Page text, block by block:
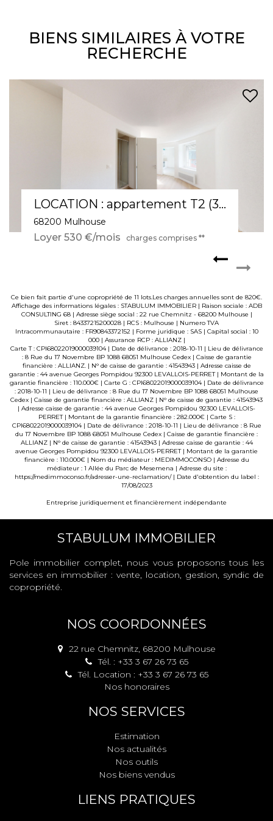
BIENS SIMILAIRES À VOTRE
RECHERCHE
LOCATION : appartement T2 (33 m²) à Mulhouse
68200 Mulhouse
Loyer 530 €/mois charges comprises **
Ce bien fait partie d'une copropriété de 11 lots.Les charges annuelles sont de 820€.
Affichage des informations légales : STABULUM IMMOBILIER | Raison sociale : ADB
CONSULTING 68 | Adresse siège social : 22 rue Chemnitz - 68200 Mulhouse |
Siret : 84337215200028 | RCS : Mulhouse | Numero TVA
Intracommunautaire : FR90843372152 | Forme juridique : SAS | Capital social : 10
000 | Assurance RCP : ALLIANZ |
Carte T : CPI68022019000039104 | Date de délivrance : 2018-10-11 | Lieu de délivrance
: 8 Rue du 17 Novembre BP 1088 68051 Mulhouse Cedex | Caisse de garantie
financière : ALLIANZ. | N° de caisse de garantie : 41543943 | Adresse caisse de
garantie : 44 avenue Georges Pompidou 92300 LEVALLOIS-PERRET | Montant de la
garantie financière : 110.000€ | Carte G : CPI68022019000039104 | Date de délivrance
: 2018-10-11 | Lieu de délivrance : 8 Rue du 17 Novembre BP 1088 68051 Mulhouse
Cedex | Caisse de garantie financière : ALLIANZ | N° de caisse de garantie : 41543943
| Adresse caisse de garantie : 44 avenue Georges Pompidou 92300 LEVALLOIS-
PERRET | Montant de la garantie financière : 282.000€ | Carte S :
CPI68022019000039104 | Date de délivrance : 2018-10-11 | Lieu de délivrance : 8 Rue
du 17 Novembre BP 1088 68051 Mulhouse Cedex | Caisse de garantie financière :
ALLIANZ | N° de caisse de garantie : 41543943 | Adresse caisse de garantie : 44
avenue Georges Pompidou 92300 LEVALLOIS-PERRET | Montant de la garantie
financière : 110.000€ | Nom du médiateur : MEDIMMOCONSO | Adresse du
médiateur : 1 Allée du Parc de Mesemena | Adresse du site :
https://medimmoconso.fr/adresser-une-reclamation/| Date d'obtention du label :
17/08/2023
Entreprise juridiquement et financièrement indépendante
STABULUM IMMOBILIER
Pole immobilier complet, nous vous proposons tous les
services en immobilier : vente, location, gestion, syndic de
copropriété.
NOS COORDONNÉES
22 rue Chemnitz, 68200 Mulhouse
Tél. : +33 3 67 26 73 65
Tél. Location : +33 3 67 26 73 65
Nos honoraires
NOS SERVICES
Estimation
Nos actualités
Nos outils
Nos biens vendus
LIENS PRATIQUES